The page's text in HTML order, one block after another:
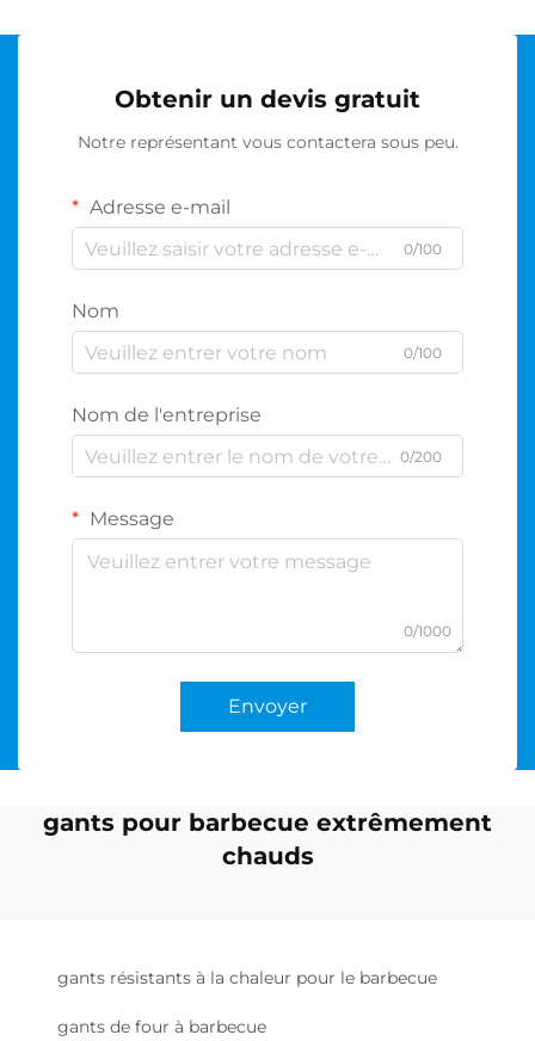
Obtenir un devis gratuit
Notre représentant vous contactera sous peu.
Adresse e-mail
0/100
Nom
0/100
Nom de l'entreprise
0/200
Message
0/1000
Envoyer
gants pour barbecue extrêmement
chauds
gants résistants à la chaleur pour le barbecue
gants de four à barbecue